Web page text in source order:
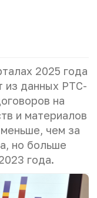
2025 года
из данных РТС-
на
и материалов
чем за
но больше
года.